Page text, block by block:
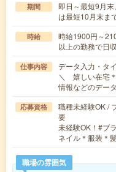
期間
即日～最短9月
は最短10月末ま
時給
時給1900円～
以上の勤務で日
仕事内容
データ入力・タ
＼ 嬉しい在宅
情報などのデ
応募資格
職種未経験OK /
要
未経験OK！#ブ
ネイル＊服装＊
職場の雰囲気